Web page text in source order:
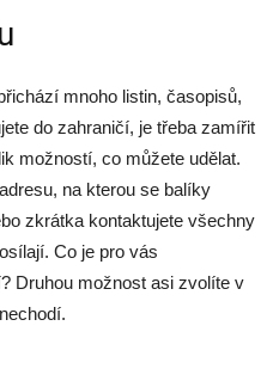
mnoho listin, časopisů,
do zahraničí, je třeba zamířit
možností, co můžete udělat.
na kterou se balíky
zkrátka kontaktujete všechny
Co je pro vás
Druhou možnost asi zvolíte v